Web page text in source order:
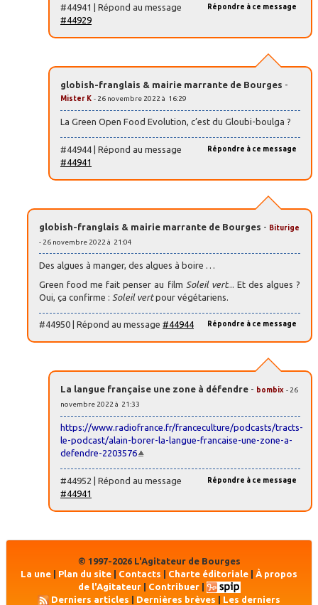
Répondre à ce message
#44941 | Répond au message
#44929
globish-franglais & mairie marrante de Bourges -
Mister K - 26 novembre 2022 à 16:29
La Green Open Food Evolution, c’est du Gloubi-boulga ?
Répondre à ce message
#44944 | Répond au message
#44941
globish-franglais & mairie marrante de Bourges - Biturige
- 26 novembre 2022 à 21:04
Des algues à manger, des algues à boire …
Green food me fait penser au film Soleil vert... Et des algues ?
Oui, ça confirme : Soleil vertpour végétariens.
Répondre à ce message
#44950 | Répond au message #44944
La langue française une zone à défendre - bombix - 26
novembre 2022 à 21:33
https://www.radiofrance.fr/franceculture/podcasts/tracts-
le-podcast/alain-borer-la-langue-francaise-une-zone-a-
defendre-2203576
Répondre à ce message
#44952 | Répond au message
#44941
© 1997-2026 L'Agitateur de Bourges
La une | Plan du site | Contacts | Charte éditoriale | À propos
de l'Agitateur| Contribuer|
Derniers articles
Dernières brèves Les derniers